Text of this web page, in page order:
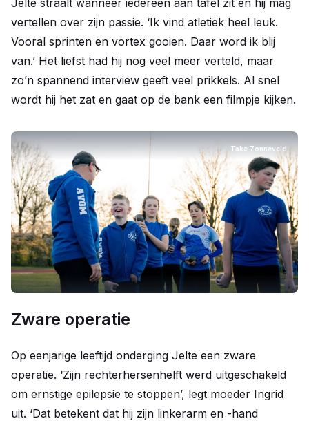
Jelte straalt wanneer iedereen aan tafel zit en hij mag
vertellen over zijn passie. ‘Ik vind atletiek heel leuk.
Vooral sprinten en vortex gooien. Daar word ik blij
van.’ Het liefst had hij nog veel meer verteld, maar
zo’n spannend interview geeft veel prikkels. Al snel
wordt hij het zat en gaat op de bank een filmpje kijken.
Take Zonneveld
Zware operatie
Op eenjarige leeftijd onderging Jelte een zware
operatie. ‘Zijn rechterhersenhelft werd uitgeschakeld
om ernstige epilepsie te stoppen’, legt moeder Ingrid
uit. ‘Dat betekent dat hij zijn linkerarm en -hand